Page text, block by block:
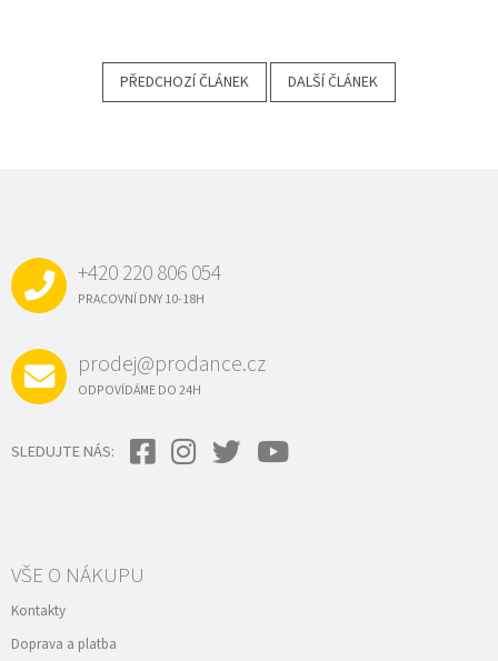
PŘEDCHOZÍ ČLÁNEK DALŠÍ ČLÁNEK
+420 220 806 054
PRACOVNÍ DNY 10-18H
prodej@prodance.cz
ODPOVÍDÁME DO 24H
SLEDUJTE NÁS:
VŠE O NÁKUPU
Kontakty
Doprava a platba